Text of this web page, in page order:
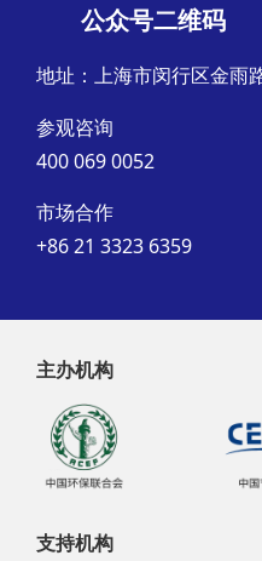
公众号二维码
地址：上海市闵行区金雨
参观咨询
400 069 0052
市场合作
+86 21 3323 6359
主办机构
支持机构